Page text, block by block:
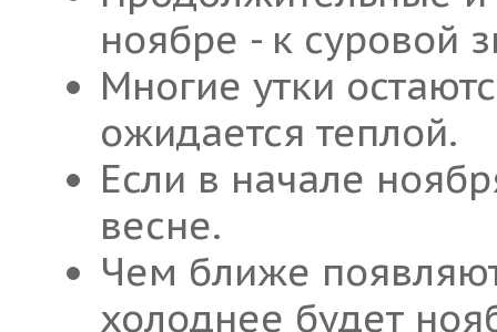
ноябре - к суровой
Многие утки
ожидается теплой.
Если в начале
весне.
Чем ближе
холоднее будет